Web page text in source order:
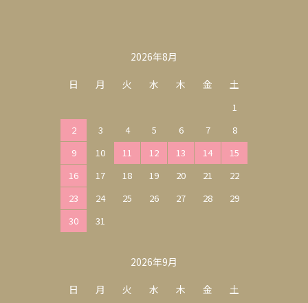
2026年8月
日
月 火 水 木 金 土
1
2
3 4 5 6 7
8
9
10 11 12 13 14
15
16
17 18 19 20 21
22
23
24 25 26 27 28
29
30
31
2026年9月
日
月 火 水 木 金 土